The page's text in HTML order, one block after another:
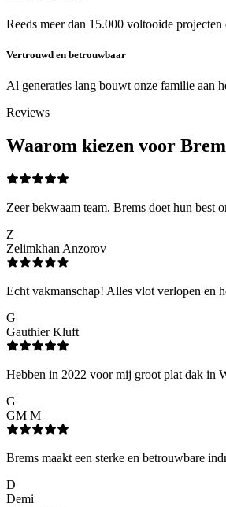
Reeds meer dan 15.000 voltooide
Vertrouwd en betrouwbaar
Al generaties lang bouwt onze familie aan
Reviews
Waarom kiezen voor
Zeer bekwaam team. Brems doet hun best
Z
Zelimkhan Anzorov
Echt vakmanschap! Alles vlot verlopen en
G
Gauthier Kluft
Hebben in 2022 voor mij groot plat dak in
G
GM M
Brems maakt een sterke en betrouwbare
D
Demi